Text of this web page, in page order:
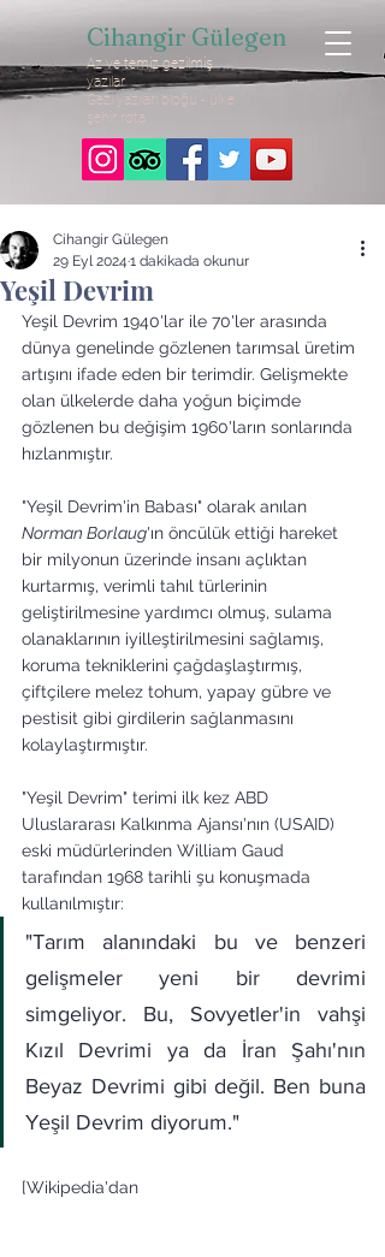
Cihangir Gülegen
Az ve temiz gezilmiş
yazılar
Gezi yazıları bloğu - ülke
şehir rota
Yeşil Devrim
Cihangir Gülegen
29 Eyl 2024 1 dakikada okunur
Yeşil Devrim 1940'lar ile 70'ler arasında
dünya genelinde gözlenen tarımsal üretim
artışını ifade eden bir terimdir. Gelişmekte
olan ülkelerde daha yoğun biçimde
gözlenen bu değişim 1960'ların sonlarında
hızlanmıştır.
"Yeşil Devrim'in Babası" olarak anılan
Norman Borlaug'ın öncülük ettiği hareket
bir milyonun üzerinde insanı açlıktan
kurtarmış, verimli tahıl türlerinin
geliştirilmesine yardımcı olmuş, sulama
olanaklarının iyilleştirilmesini sağlamış,
koruma tekniklerini çağdaşlaştırmış,
çiftçilere melez tohum, yapay gübre ve
pestisit gibi girdilerin sağlanmasını
kolaylaştırmıştır.
"Yeşil Devrim" terimi ilk kez ABD
Uluslararası Kalkınma Ajansı'nın (USAID)
eski müdürlerinden William Gaud
tarafından 1968 tarihli şu konuşmada
kullanılmıştır:
"Tarım alanındaki bu ve benzeri
gelişmeler yeni bir devrimi
simgeliyor. Bu, Sovyetler'in vahşi
Kızıl Devrimi ya da İran Şahı'nın
Beyaz Devrimi gibi değil. Ben buna
Yeşil Devrim diyorum."
[Wikipedia'dan